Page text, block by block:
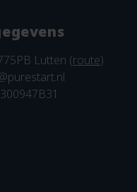
Lutten (route)